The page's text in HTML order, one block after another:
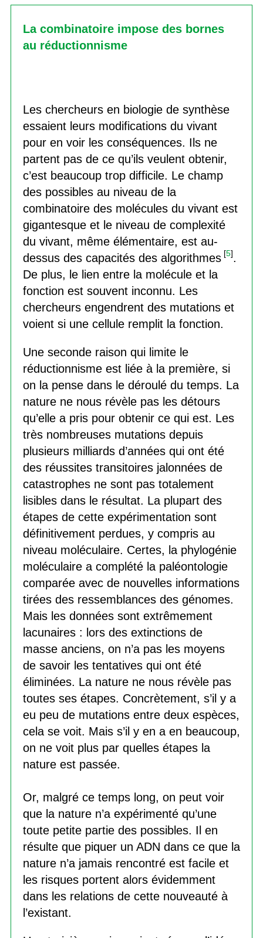
La combinatoire impose des bornes
au réductionnisme
Les chercheurs en biologie de synthèse
essaient leurs modifications du vivant
pour en voir les conséquences. Ils ne
partent pas de ce qu’ils veulent obtenir,
c’est beaucoup trop difficile. Le champ
des possibles au niveau de la
combinatoire des molécules du vivant est
gigantesque et le niveau de complexité
du vivant, même élémentaire, est au-
dessus des capacités des algorithmes [5].
De plus, le lien entre la molécule et la
fonction est souvent inconnu. Les
chercheurs engendrent des mutations et
voient si une cellule remplit la fonction.
Une seconde raison qui limite le
réductionnisme est liée à la première, si
on la pense dans le déroulé du temps. La
nature ne nous révèle pas les détours
qu’elle a pris pour obtenir ce qui est. Les
très nombreuses mutations depuis
plusieurs milliards d’années qui ont été
des réussites transitoires jalonnées de
catastrophes ne sont pas totalement
lisibles dans le résultat. La plupart des
étapes de cette expérimentation sont
définitivement perdues, y compris au
niveau moléculaire. Certes, la phylogénie
moléculaire a complété la paléontologie
comparée avec de nouvelles informations
tirées des ressemblances des génomes.
Mais les données sont extrêmement
lacunaires : lors des extinctions de
masse anciens, on n’a pas les moyens
de savoir les tentatives qui ont été
éliminées. La nature ne nous révèle pas
toutes ses étapes. Concrètement, s’il y a
eu peu de mutations entre deux espèces,
cela se voit. Mais s’il y en a en beaucoup,
on ne voit plus par quelles étapes la
nature est passée.
Or, malgré ce temps long, on peut voir
que la nature n’a expérimenté qu’une
toute petite partie des possibles. Il en
résulte que piquer un ADN dans ce que la
nature n’a jamais rencontré est facile et
les risques portent alors évidemment
dans les relations de cette nouveauté à
l’existant.